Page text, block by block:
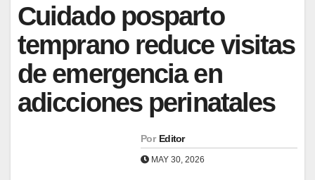
Cuidado posparto
temprano reduce visitas
de emergencia en
adicciones perinatales
Por Editor
MAY 30, 2026